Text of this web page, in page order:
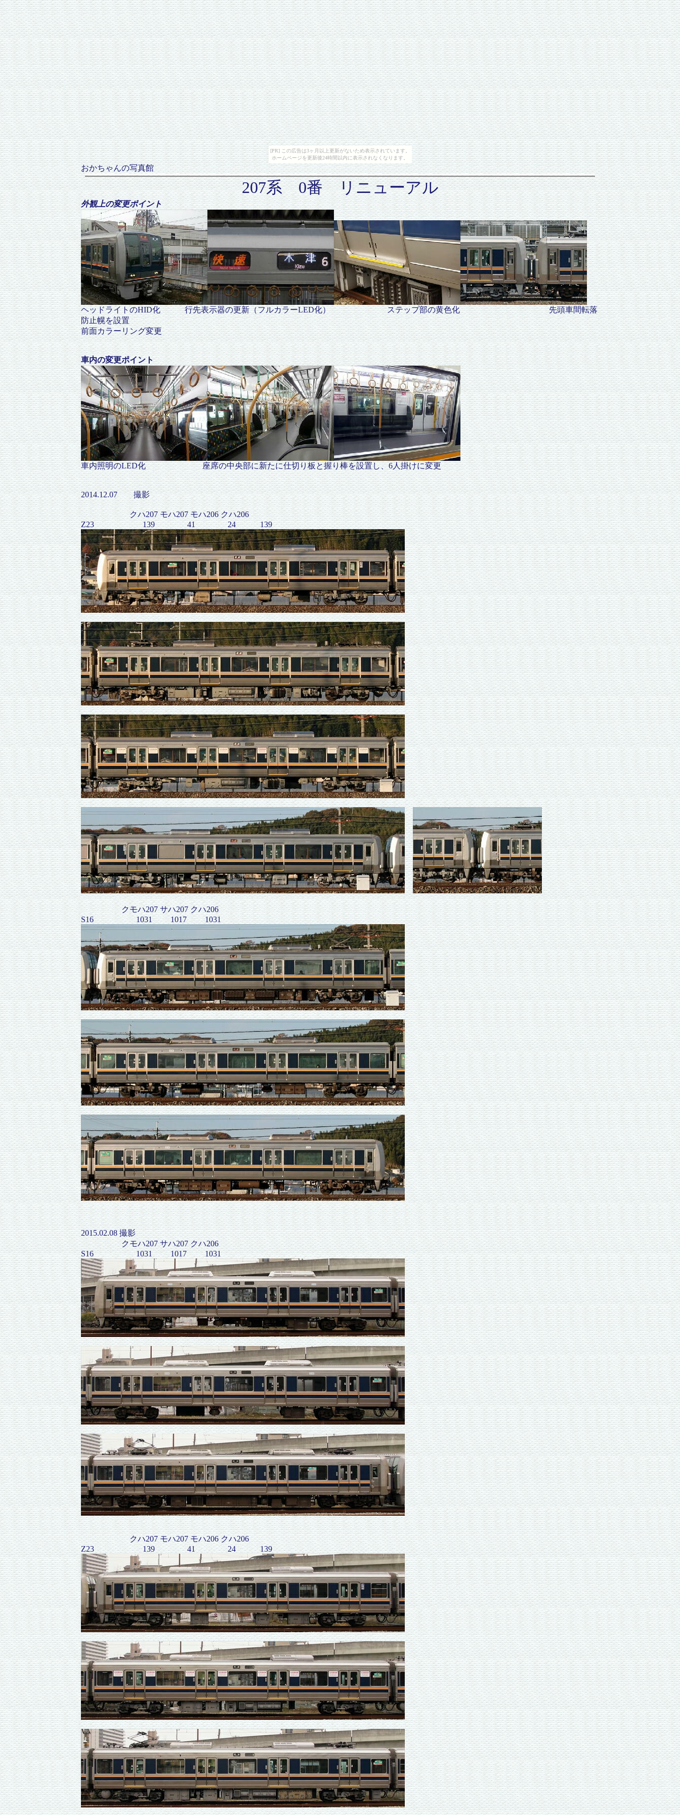
[PR] この広告は3ヶ月以上更新がないため表示されています。
ホームページを更新後24時間以内に表示されなくなります。
おかちゃんの写真館
207系 0番 リニューアル
外観上の変更ポイント
ヘッドライトのHID化 行先表示器の更新（フルカラーLED化） ステップ部の黄色化 先頭車間転落
防止幌を設置
前面カラーリング変更
車内の変更ポイント
車内照明のLED化 座席の中央部に新たに仕切り板と握り棒を設置し、6人掛けに変更
2014.12.07 撮影
クハ207 モハ207 モハ206 クハ206
Z23 139 41 24 139
クモハ207 サハ207 クハ206
S16 1031 1017 1031
2015.02.08 撮影
クモハ207 サハ207 クハ206
S16 1031 1017 1031
クハ207 モハ207 モハ206 クハ206
Z23 139 41 24 139